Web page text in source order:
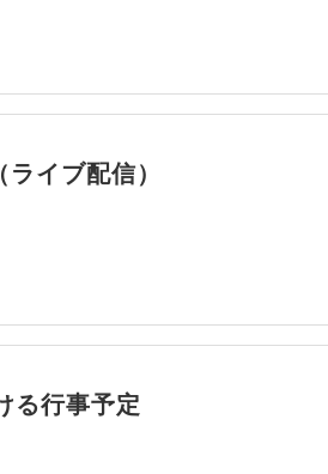
イブ配信）
る行事予定